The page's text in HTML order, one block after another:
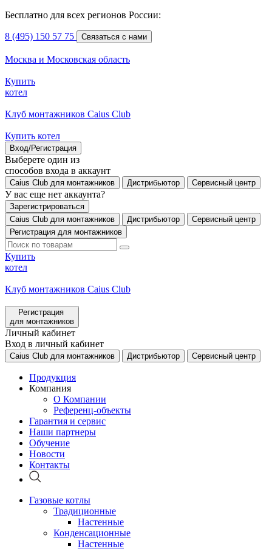
Бесплатно для всех регионов России:
8 (495) 150 57 75 Связаться с нами
Москва и Московская область
Купить
котел
Клуб монтажников Caius Club
Купить котел
Вход/Регистрация
Выберете один из
способов входа в аккаунт
Caius Club для монтажников Дистрибьютор Сервисный центр
У вас еще нет аккаунта?
Зарегистрироваться
Caius Club для монтажников
Дистрибьютор
Сервисный центр
Регистрация для монтажников
Купить
котел
Клуб монтажников Caius Club
Регистрация
для монтажников
Личный кабинет
Вход в личный кабинет
Caius Club для монтажников Дистрибьютор Сервисный центр
Продукция
Компания
О Компании
Референц-объекты
Гарантия и сервис
Наши партнеры
Обучение
Новости
Контакты
Газовые котлы
Традиционные
Настенные
Конденсационные
Настенные